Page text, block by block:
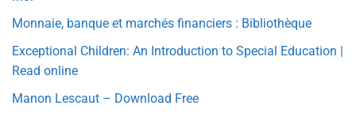
Monnaie, banque et marchés financiers : Bibliothèque
Exceptional Children: An Introduction to Special Education |
Read online
Manon Lescaut – Download Free